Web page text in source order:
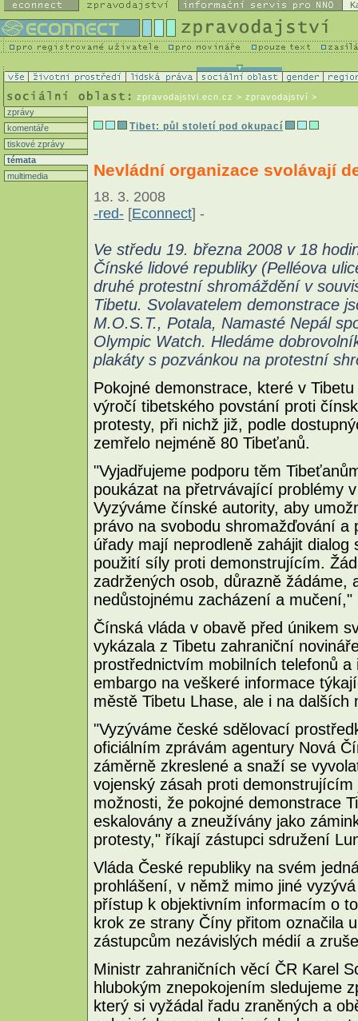
zpravodajstvi.ecn.cz > zpravodajství >
zprávy
komentáře
tiskové zprávy
témata
multimedia
Tibet: půl století pod okupací
Nevládní organizace svolávají
18. 3. 2008
-red- [Econnect] -
Ve středu 19. března 2008 v 18
Čínské lidové republiky (Pelléova
druhé protestní shromáždění v
Tibetu. Svolavatelem demonstrace
M.O.S.T., Potala, Namasté Nepál
Olympic Watch. Hledáme
plakáty s pozvánkou na protestní
Pokojné demonstrace, které v
výročí tibetského povstání proti
protesty, při nichž již, podle
zemřelo nejméně 80 Tibeťanů.
"Vyjadřujeme podporu těm
poukázat na přetrvávající problémy
Vyzýváme čínské autority, aby
právo na svobodu shromažďování
úřady mají neprodleně zahájit
použití síly proti demonstrujícím.
zadržených osob, důrazně žádáme,
nedůstojnému zacházení a
Čínská vláda v obavě před únikem
vykázala z Tibetu zahraniční
prostřednictvím mobilních telefonů
embargo na veškeré informace
městě Tibetu Lhase, ale i na dalších
"Vyzýváme české sdělovací
oficiálním zprávám agentury Nová
záměrně zkreslené a snaží se
vojenský zásah proti
možnosti, že pokojné demonstrace
eskalovány a zneužívány jako
protesty," říkají zástupci sdružení
Vláda České republiky na svém
prohlášení, v němž mimo jiné
přístup k objektivním informacím o
krok ze strany Číny přitom označila
zástupcům nezávislých médií a
Ministr zahraničních věcí ČR Karel
hlubokým znepokojením sledujeme
který si vyžádal řadu zraněných a